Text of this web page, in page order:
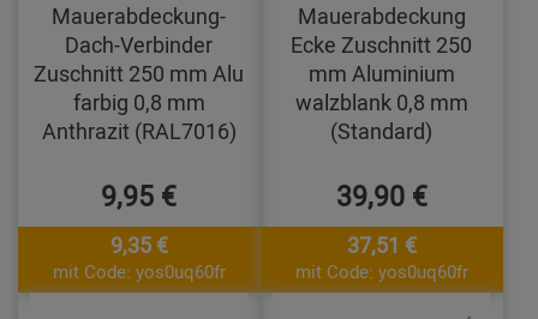
Mauerabdeckung-
Dach-Verbinder
Zuschnitt 250 mm Alu
farbig 0,8 mm
Anthrazit (RAL7016)
9,95 €
9,35 €
mit Code: yos0uq60fr
Mauerabdeckung
Ecke Zuschnitt 250
mm Aluminium
walzblank 0,8 mm
(Standard)
39,90 €
37,51 €
mit Code: yos0uq60fr